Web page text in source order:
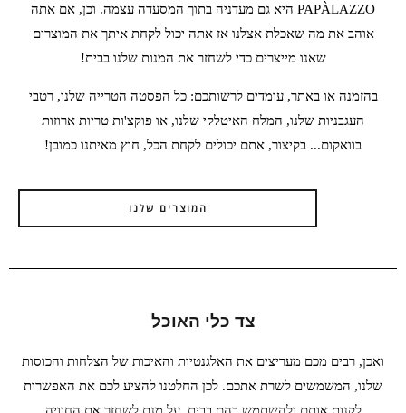
PAPÀLAZZO היא גם מעדניה בתוך המסעדה עצמה. וכן, אם אתה
אוהב את מה שאכלת אצלנו אז אתה יכול לקחת איתך את המוצרים
שאנו מייצרים כדי לשחזר את המנות שלנו בבית!
בהזמנה או באתר, עומדים לרשותכם: כל הפסטה הטרייה שלנו, רטבי
העגבניות שלנו, המלח האיטלקי שלנו, או פוקצ'ות טריות ארוזות
בוואקום... בקיצור, אתם יכולים לקחת הכל, חוץ מאיתנו כמובן!
המוצרים שלנו
צד כלי האוכל
ואכן, רבים מכם מעריצים את האלגנטיות והאיכות של הצלחות והכוסות
שלנו, המשמשים לשרת אתכם. לכן החלטנו להציע לכם את האפשרות
לקנות אותם ולהשתמש בהם בבית, על מנת לשחזר את החוויה